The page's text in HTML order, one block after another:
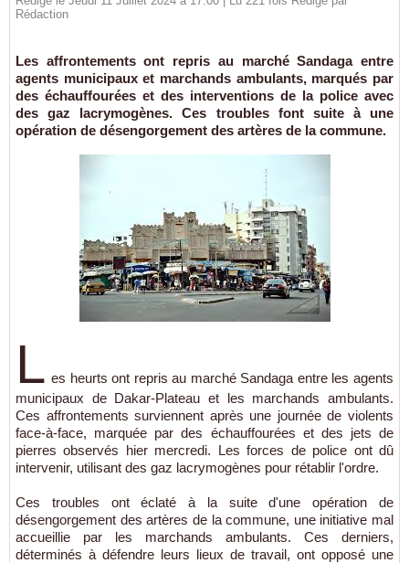
Rédaction
Les affrontements ont repris au marché Sandaga entre
agents municipaux et marchands ambulants, marqués par
des échauffourées et des interventions de la police avec
des gaz lacrymogènes. Ces troubles font suite à une
opération de désengorgement des artères de la commune.
L es heurts ont repris au marché Sandaga entre les agents
municipaux de Dakar-Plateau et les marchands ambulants.
Ces affrontements surviennent après une journée de violents
face-à-face, marquée par des échauffourées et des jets de
pierres observés hier mercredi. Les forces de police ont dû
intervenir, utilisant des gaz lacrymogènes pour rétablir l'ordre.
Ces troubles ont éclaté à la suite d'une opération de
désengorgement des artères de la commune, une initiative mal
accueillie par les marchands ambulants. Ces derniers,
déterminés à défendre leurs lieux de travail, ont opposé une